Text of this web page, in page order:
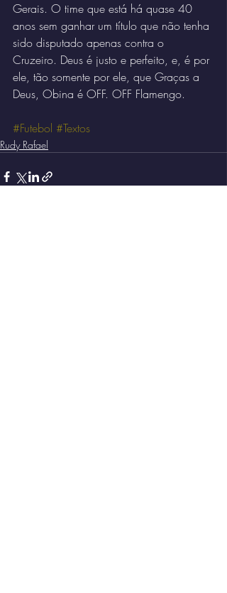
Gerais. O time que está há quase 40
anos sem ganhar um título que não tenha
sido disputado apenas contra o
Cruzeiro. Deus é justo e perfeito, e, é por
ele, tão somente por ele, que Graças a
Deus, Obina é OFF. OFF Flamengo.
#Futebol #Textos
Rudy Rafael